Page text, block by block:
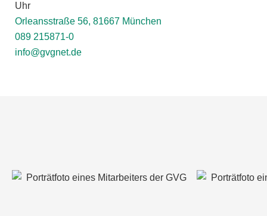
Uhr
Orleansstraße 56, 81667 München
089 215871-0
info@gvgnet.de